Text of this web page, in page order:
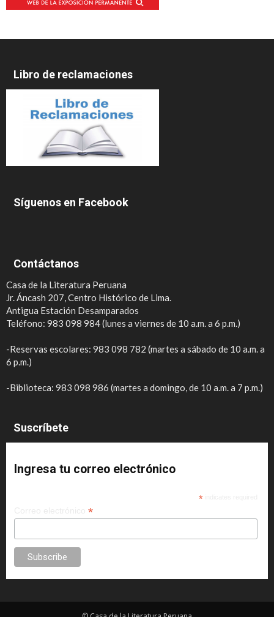
Libro de reclamaciones
Síguenos en Facebook
Contáctanos
Casa de la Literatura Peruana
Jr. Áncash 207, Centro Histórico de Lima.
Antigua Estación Desamparados
Teléfono: 983 098 984 (lunes a viernes de 10 a.m. a 6 p.m.)
-Reservas escolares: 983 098 782 (martes a sábado de 10 a.m. a
6 p.m.)
-Biblioteca: 983 098 986 (martes a domingo, de 10 a.m. a 7 p.m.)
Suscríbete
Ingresa tu correo electrónico
*
*